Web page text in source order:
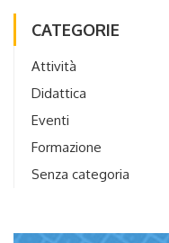
CATEGORIE
Attività
Didattica
Eventi
Formazione
Senza categoria